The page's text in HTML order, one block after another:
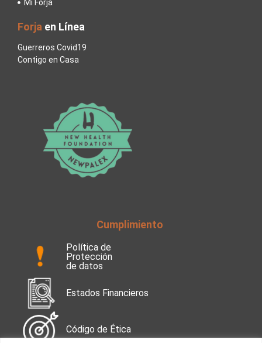
Mi Forja
Forja en Línea
Guerreros Covid19
Contigo en Casa
Cumplimiento
Política de
Protección
de datos
Estados Financieros
Código de Ética